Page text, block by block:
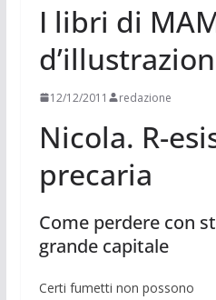
I libri di
12/12/2011 redazione
Nicola. R-
precaria
Come perdere con
grande capitale
Certi fumetti non possono